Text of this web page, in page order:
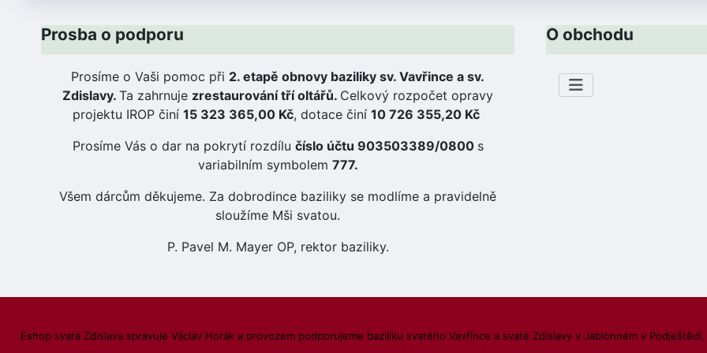
Prosba o podporu
Prosíme o Vaši pomoc při 2. etapě obnovy baziliky sv. Vavřince a sv.
Zdislavy. Ta zahrnuje zrestaurování tří oltářů. Celkový rozpočet opravy
projektu IROP činí 15 323 365,00 Kč, dotace činí 10 726 355,20 Kč
Prosíme Vás o dar na pokrytí rozdílu číslo účtu 903503389/0800 s
variabilním symbolem 777.
Všem dárcům děkujeme. Za dobrodince baziliky se modlíme a pravidelně
sloužíme Mši svatou.
P. Pavel M. Mayer OP, rektor baziliky.
O obchodu
Eshop svatá Zdislava spravuje Václav Horák a provozem podporujeme baziliku svatého Vavřince a svaté Zdislavy v Jablonném v